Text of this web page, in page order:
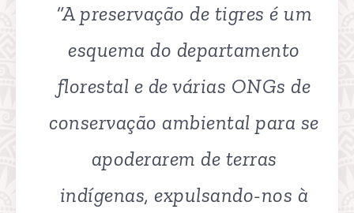
“A preservação de tigres é um
esquema do departamento
florestal e de várias ONGs de
conservação ambiental para se
apoderarem de terras
indígenas, expulsando-nos à